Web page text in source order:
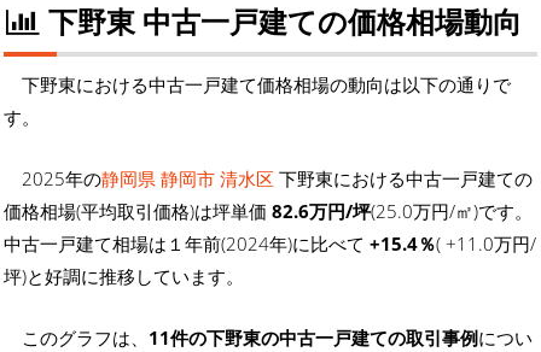
下野東 中古一戸建ての価格相場動向
下野東における中古一戸建て価格相場の動向は以下の通りで
す。
2025年の静岡県 静岡市 清水区 下野東における中古一戸建ての
価格相場(平均取引価格)は坪単価 82.6万円/坪(25.0万円/㎡)です。
中古一戸建て相場は１年前(2024年)に比べて +15.4％( +11.0万円/
坪)と好調に推移しています。
このグラフは、 11件の下野東の中古一戸建ての取引事例につい